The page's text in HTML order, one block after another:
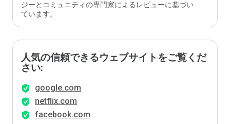
ジーとコミュニティの専門家によるレビューに基づい
ています。
人気の信頼できるウェブサイトをご覧くだ
さい:
google.com
netflix.com
facebook.com